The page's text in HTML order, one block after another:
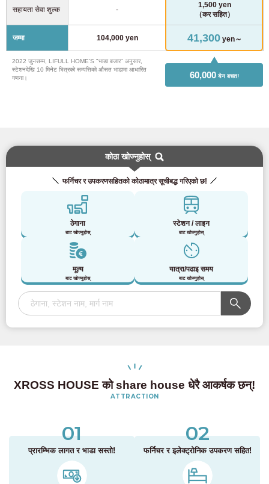
सहायता सेवा शुल्क -
1,500 yen
（कर सहित）
जम्मा 104,000 yen 41,300 yen～
2022 जुनसम्म, LIFULL HOME’S "भाडा बजार" अनुसार,
स्टेशनदेखि 10 मिनेट भित्रको सम्पत्तिको औसत भाडामा आधारित
गणना।
60,000येन बचत!
कोठा खोज्नुहोस्
फर्निचर र उपकरणसहितको कोठामात्र सूचीबद्ध गरिएको छ!
ठेगाना
बाट खोज्नुहोस्
स्टेशन / लाइन
बाट खोज्नुहोस्
मूल्य
बाट खोज्नुहोस्
यात्रा/पढाइ समय
बाट खोज्नुहोस्
XROSS HOUSE को share house धेरै आकर्षक छन्!
ATTRACTION
01
प्रारम्भिक लागत र भाडा सस्तो!
02
फर्निचर र इलेक्ट्रोनिक उपकरण सहित!